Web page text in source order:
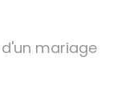
mariage